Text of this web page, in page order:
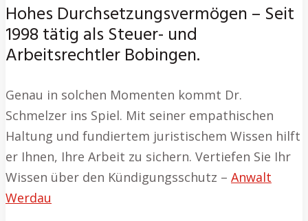
Hohes Durchsetzungsvermögen – Seit
1998 tätig als Steuer- und
Arbeitsrechtler Bobingen.
Genau in solchen Momenten kommt Dr.
Schmelzer ins Spiel. Mit seiner empathischen
Haltung und fundiertem juristischem Wissen hilft
er Ihnen, Ihre Arbeit zu sichern. Vertiefen Sie Ihr
Wissen über den Kündigungsschutz – Anwalt
Werdau